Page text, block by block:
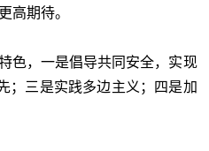
高期待。
色，一是倡导共同安全，实现
；三是实践多边主义；四是加